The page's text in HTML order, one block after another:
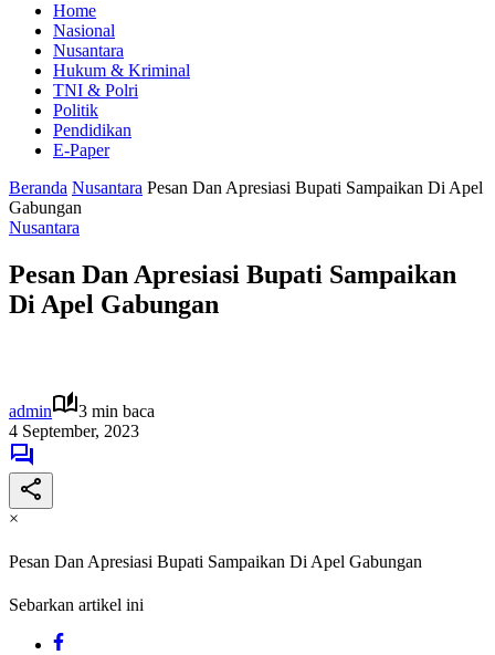
Home
Nasional
Nusantara
Hukum & Kriminal
TNI & Polri
Politik
Pendidikan
E-Paper
Beranda Nusantara Pesan Dan Apresiasi Bupati Sampaikan Di Apel
Gabungan
Nusantara
Pesan Dan Apresiasi Bupati Sampaikan
Di Apel Gabungan
admin
3 min baca
4 September, 2023
×
Pesan Dan Apresiasi Bupati Sampaikan Di Apel Gabungan
Sebarkan artikel ini